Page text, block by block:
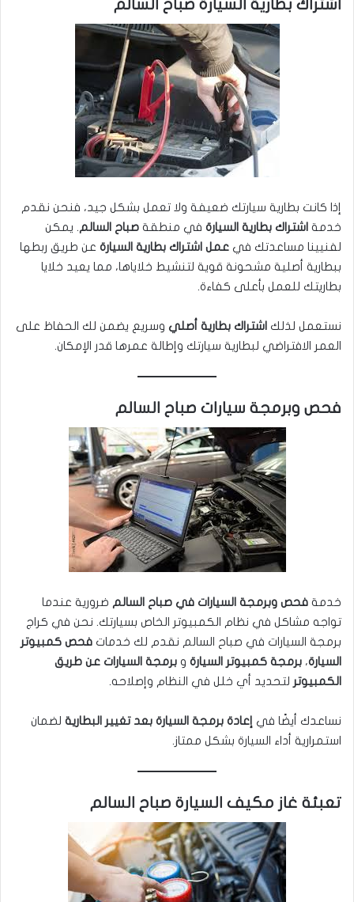
اشتراك بطارية السيارة صباح السالم
إذا كانت بطارية سيارتك ضعيفة ولا تعمل بشكل جيد، فنحن نقدم
خدمة اشتراك بطارية السيارة في منطقة صباح السالم. يمكن
لفنيينا مساعدتك في عمل اشتراك بطارية السيارة عن طريق ربطها
ببطارية أصلية مشحونة قوية لتنشيط خلاياها، مما يعيد خلايا
بطاريتك للعمل بأعلى كفاءة.
نستعمل لذلك اشتراك بطارية أصلي وسريع يضمن لك الحفاظ على
العمر الافتراضي لبطارية سيارتك وإطالة عمرها قدر الإمكان.
فحص وبرمجة سيارات صباح السالم
خدمة فحص وبرمجة السيارات في صباح السالم ضرورية عندما
تواجه مشاكل في نظام الكمبيوتر الخاص بسيارتك. نحن في كراج
برمجة السيارات في صباح السالم نقدم لك خدمات فحص كمبيوتر
السيارة، برمجة كمبيوتر السيارة و برمجة السيارات عن طريق
الكمبيوتر لتحديد أي خلل في النظام وإصلاحه.
نساعدك أيضًا في إعادة برمجة السيارة بعد تغيير البطارية لضمان
استمرارية أداء السيارة بشكل ممتاز.
تعبئة غاز مكيف السيارة صباح السالم